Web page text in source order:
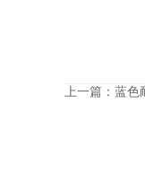
上一篇： 蓝色